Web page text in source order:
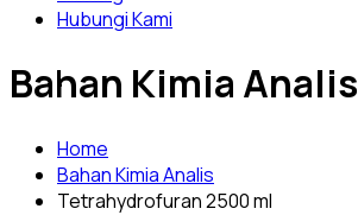
Hubungi Kami
Bahan Kimia Analis
Home
Bahan Kimia Analis
Tetrahydrofuran 2500 ml